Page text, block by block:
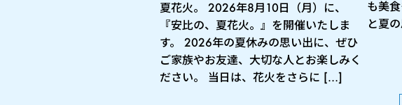
夏花火。 2026年8月10日（月）に、
『安比の、夏花火。』を開催いたしま
す。 2026年の夏休みの思い出に、ぜひ
ご家族やお友達、大切な人とお楽しみく
ださい。 当日は、花火をさらに […]
も美
と夏